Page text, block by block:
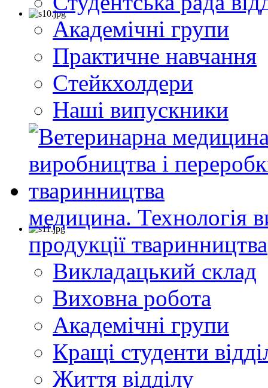
Академічні групи
Практичне навчання
Cтейкхолдери
Наші випускники
медицина. Технологія
продукції тваринництва
Викладацький склад
Виховна робота
Академічні групи
Кращі студенти
Життя відділу